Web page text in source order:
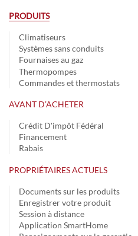
PRODUITS
Climatiseurs
Systèmes sans conduits
Fournaises au gaz
Thermopompes
Commandes et thermostats
AVANT D’ACHETER
Crédit D'impôt Fédéral
Financement
Rabais
PROPRIÉTAIRES ACTUELS
Documents sur les produits
Enregistrer votre produit
Session à distance
Application SmartHome